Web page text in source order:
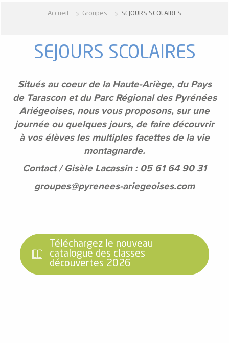
Accueil Groupes SEJOURS SCOLAIRES
SEJOURS SCOLAIRES
Situés au coeur de la Haute-Ariège, du Pays
de Tarascon et du Parc Régional des Pyrénées
Ariégeoises, nous vous proposons, sur une
journée ou quelques jours, de faire découvrir
à vosélèves les multiples facettes de la vie
montagnarde.
Contact / Gisèle Lacassin : 05 61 64 90 31
groupes@pyrenees-ariegeoises.com
Téléchargez le nouveau
catalogue des classes
découvertes 2026